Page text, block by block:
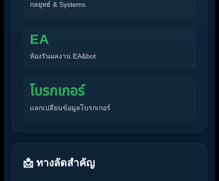
กลยุทธ์ & Systems
EA
ห้องรันผลงาน EA&bot
โบรกเกอร์
แลกเปลี่ยนข้อมูลโบรกเกอร์
📩 ทางลัดสำคัญ